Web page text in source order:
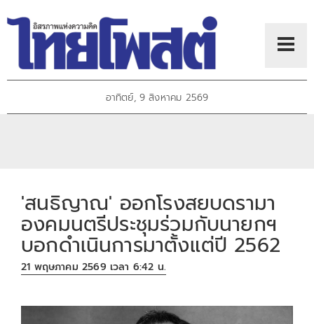
อาทิตย์, 9 สิงหาคม 2569
'สนธิญาณ' ออกโรงสยบดรามา
องคมนตรีประชุมร่วมกับนายกฯ
บอกดำเนินการมาตั้งแต่ปี 2562
21 พฤษภาคม 2569 เวลา 6:42 น.